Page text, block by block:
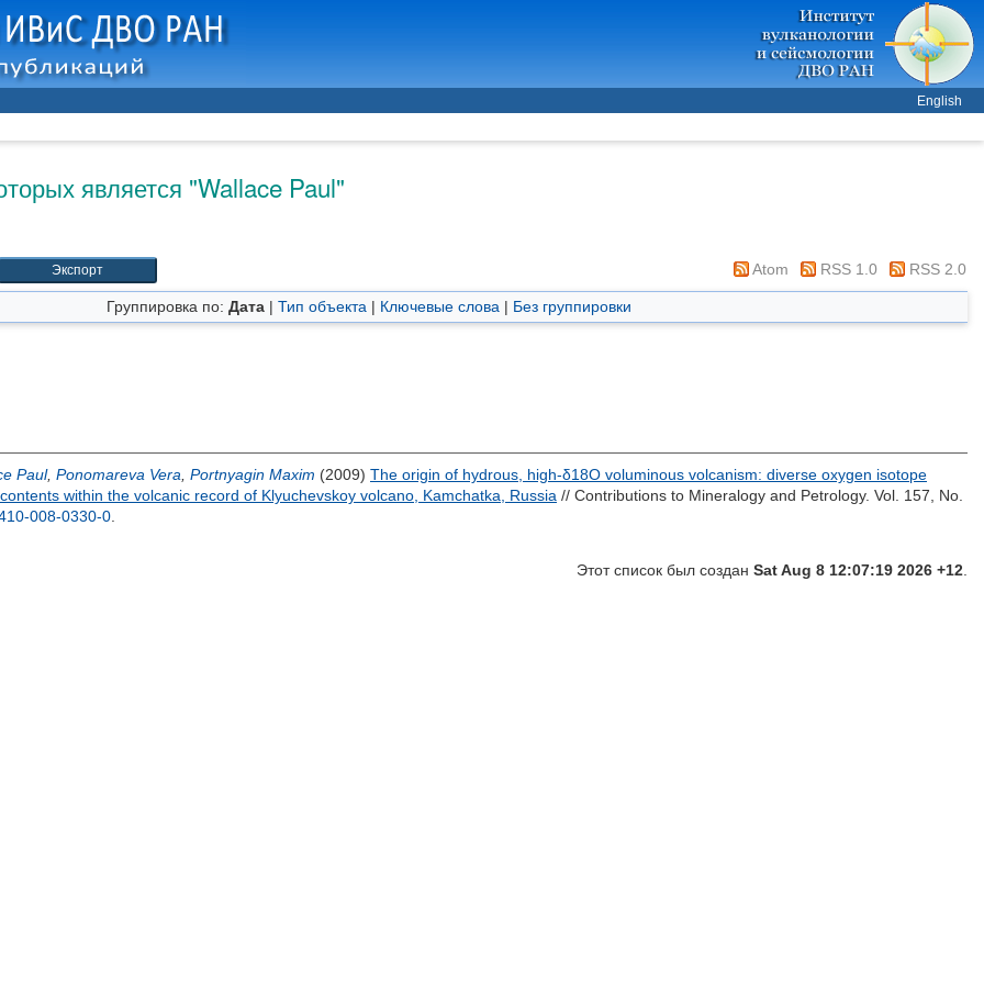
English
является "Wallace Paul"
Atom RSS 1.0 RSS 2.0
Группировка по: Дата | Тип объекта | Ключевые слова | Без группировки
Paul, Ponomareva Vera Portnyagin Maxim (2009) The origin of hydrous, high-δ18O voluminous volcanism: diverse oxygen isotope
within the volcanic record of Klyuchevskoy volcano, Kamchatka, Russia // Contributions to Mineralogy and Petrology. Vol. 157, No.
008-0330-0
Этот список был создан Sat Aug 8 12:07:19 2026 +12